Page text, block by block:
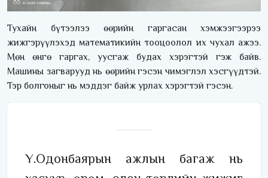
Тухайн бүтээлээ өөрийн гаргасан хэмжээгээрээ
жижгэрүүлэхэд математикийн тооцоолол их чухал ажээ.
Мөн өнгө гаргах, уусгаж будах хэрэгтэй гэж байв.
Машины загварууд нь өөрийн гэсэн чимэглэл хэсгүүдтэй.
Тэр болгоныг нь мэддэг байж урлах хэрэгтэй гэсэн.
Ү.Одонбаярын ажлын багаж нь